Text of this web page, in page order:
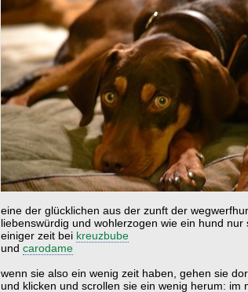
eine der glücklichen aus der zunft der
liebenswürdig und wohlerzogen wie ein hund nur
einiger zeit bei kreuzbube
und carodame
wenn sie also ein wenig zeit haben, gehen sie
und klicken und scrollen sie ein wenig herum: im